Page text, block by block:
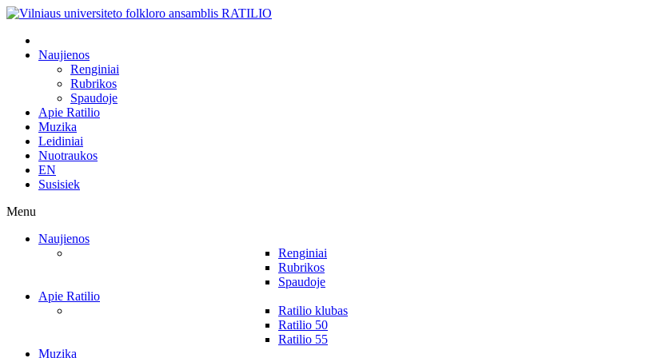
Naujienos
Renginiai
Rubrikos
Spaudoje
Apie Ratilio
Muzika
Leidiniai
Nuotraukos
EN
Susisiek
Menu
Naujienos
Renginiai
Rubrikos
Spaudoje
Apie Ratilio
Ratilio klubas
Ratilio 50
Ratilio 55
Muzika